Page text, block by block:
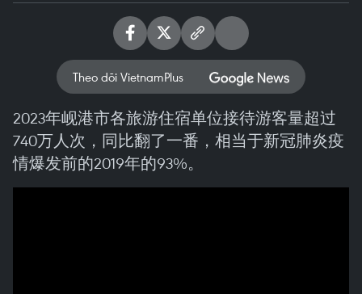
Theo dõi VietnamPlus
2023年岘港市各旅游住宿单位接待游客量超过
740万人次，同比翻了一番，相当于新冠肺炎疫
情爆发前的2019年的93%。